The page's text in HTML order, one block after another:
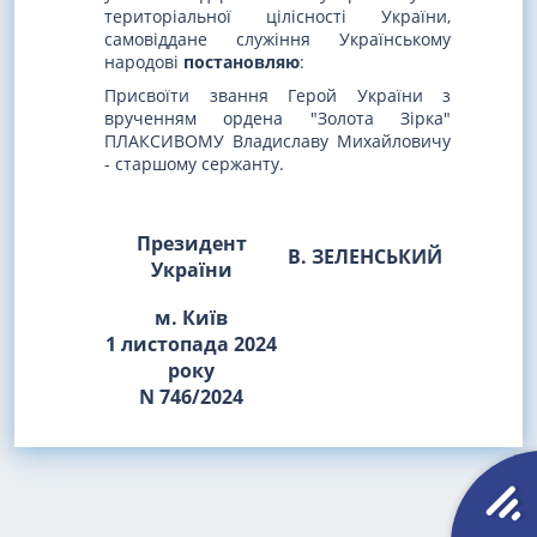
територіальної цілісності України,
самовіддане служіння Українському
народові постановляю:
Присвоїти звання Герой України з
врученням ордена "Золота Зірка"
ПЛАКСИВОМУ Владиславу Михайловичу
- старшому сержанту.
Президент
України
В. ЗЕЛЕНСЬКИЙ
м. Київ
1 листопада 2024
року
N 746/2024